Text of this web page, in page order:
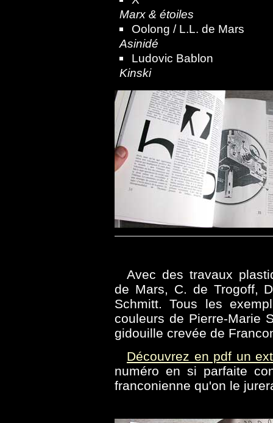
Marx & étoiles
Oolong / L.L. de Mars
Asinidé
Ludovic Bablon
Kinski
Avec des travaux
de Mars, C. de Trogoff,
Schmitt. Tous les
couleurs de Pierre-Marie
gidouille crevée de
Découvrez en pdf un
numéro en si parfaite
franconienne qu'on le